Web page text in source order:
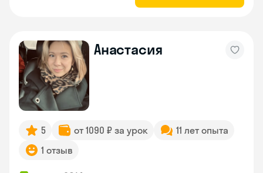
Анастасия
5 от 1090 ₽ за урок
11 лет опыта
1 отзыв